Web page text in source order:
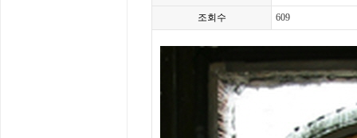
조회수 609